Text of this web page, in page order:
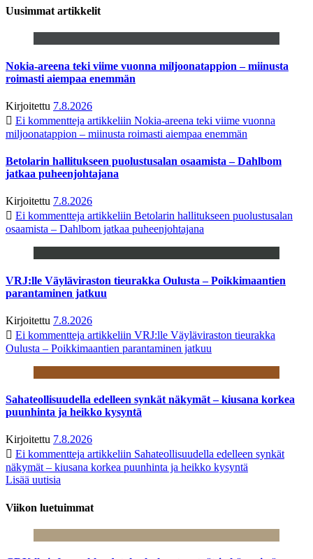
Uusimmat artikkelit
Nokia-areena teki viime vuonna miljoonatappion – miinusta
roimasti aiempaa enemmän
Kirjoitettu 7.8.2026
Ei kommentteja artikkeliin Nokia-areena teki viime vuonna
miljoonatappion – miinusta roimasti aiempaa enemmän
Betolarin hallitukseen puolustusalan osaamista – Dahlbom
jatkaa puheenjohtajana
Kirjoitettu 7.8.2026
Ei kommentteja artikkeliin Betolarin hallitukseen puolustusalan
osaamista – Dahlbom jatkaa puheenjohtajana
VRJ:lle Väyläviraston tieurakka Oulusta – Poikkimaantien
parantaminen jatkuu
Kirjoitettu 7.8.2026
Ei kommentteja artikkeliin VRJ:lle Väyläviraston tieurakka
Oulusta – Poikkimaantien parantaminen jatkuu
Sahateollisuudella edelleen synkät näkymät – kiusana korkea
puunhinta ja heikko kysyntä
Kirjoitettu 7.8.2026
Ei kommentteja artikkeliin Sahateollisuudella edelleen synkät
näkymät – kiusana korkea puunhinta ja heikko kysyntä
Lisää uutisia
Viikon luetuimmat